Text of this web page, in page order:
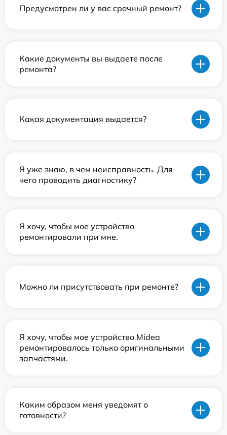
Предусмотрен ли у вас срочный ремонт?
Какие документы вы выдаете после
ремонта?
Какая документация выдается?
Я уже знаю, в чем неисправность. Для
чего проводить диагностику?
Я хочу, чтобы мое устройство
ремонтировали при мне.
Можно ли присутствовать при ремонте?
Я хочу, чтобы мое устройство Midea
ремонтировалось только оригинальными
запчастями.
Каким образом меня уведомят о
готовности?